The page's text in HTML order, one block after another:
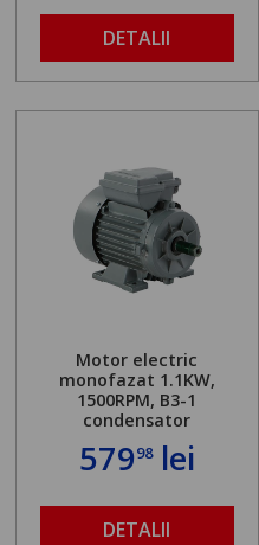
DETALII
Motor electric
monofazat 1.1KW,
1500RPM, B3-1
condensator
57998lei
DETALII